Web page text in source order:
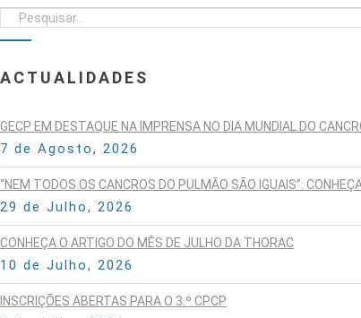
ACTUALIDADES
GECP EM DESTAQUE NA IMPRENSA NO DIA MUNDIAL DO
7 de Agosto, 2026
“NEM TODOS OS CANCROS DO PULMÃO SÃO IGUAIS”:
29 de Julho, 2026
CONHEÇA O ARTIGO DO MÊS DE JULHO DA THORAC
10 de Julho, 2026
INSCRIÇÕES ABERTAS PARA O 3.º CPCP